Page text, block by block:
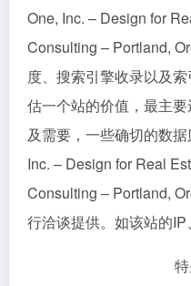
One, Inc. – Design for
Consulting – Portland,
度、搜索引擎收录以及
估一个站的价值，最主
及需要，一些确切的数
Inc. – Design for Real
Consulting – Portland,
行洽谈提供。如该站的IP